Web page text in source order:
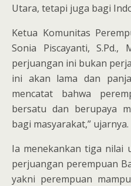
Utara, tetapi juga bagi
Ketua Komunitas
Sonia Piscayanti, S.Pd.,
perjuangan ini bukan
ini akan lama dan
mencatat bahwa
bersatu dan berupaya
bagi masyarakat,” ujarnya.
Ia menekankan tiga nilai
perjuangan perempuan
yakni perempuan